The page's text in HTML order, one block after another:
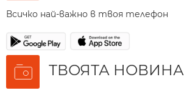
Всичко най-важно в твоя телефон
ТВОЯТА НОВИНА